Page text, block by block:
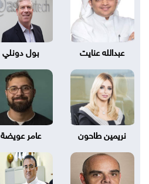
عبدالله عنايت بول دونلي
نريمين طاحون عامر عويضة